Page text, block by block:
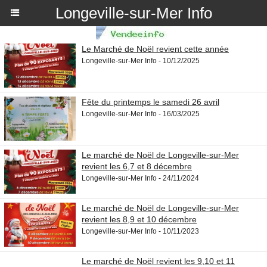
Longeville-sur-Mer Info
Le Marché de Noël revient cette année
Longeville-sur-Mer Info - 10/12/2025
Fête du printemps le samedi 26 avril
Longeville-sur-Mer Info - 16/03/2025
Le marché de Noël de Longeville-sur-Mer
revient les 6,7 et 8 décembre
Longeville-sur-Mer Info - 24/11/2024
Le marché de Noël de Longeville-sur-Mer
revient les 8,9 et 10 décembre
Longeville-sur-Mer Info - 10/11/2023
Le marché de Noël revient les 9,10 et 11